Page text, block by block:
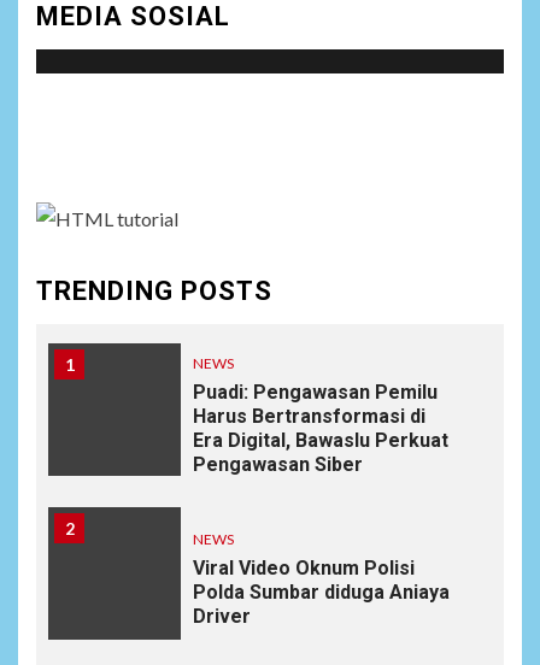
MEDIA SOSIAL
TRENDING POSTS
1 NEWS
Puadi: Pengawasan Pemilu
Harus Bertransformasi di
Era Digital, Bawaslu Perkuat
Pengawasan Siber
2
NEWS
Viral Video Oknum Polisi
Polda Sumbar diduga Aniaya
Driver